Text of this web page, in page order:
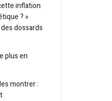
inflation
? »
dossards
plus en
montrer :